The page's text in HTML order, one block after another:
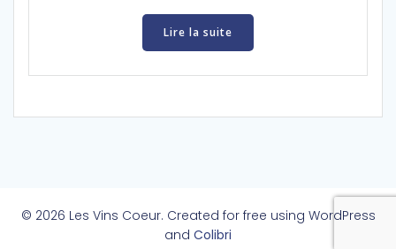
Lire la suite
© 2026 Les Vins Coeur. Created for free using WordPress
and Colibri